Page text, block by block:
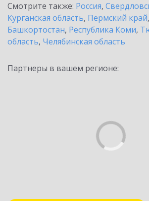
Смотрите также: Россия,
Курганская область, Пермский край,
Башкортостан, Республика Коми,
область, Челябинская область
Партнеры в вашем регионе: